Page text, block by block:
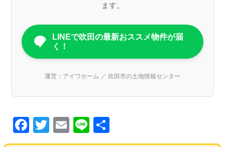
ます。
LINEで吹田の最新おススメ物件が届
く！
運営：アイワホーム ／ 吹田市の土地情報センター
F
a
T
wi
E
m
Li
n
有